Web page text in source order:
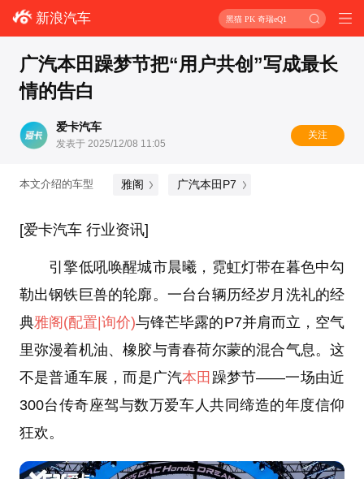
新浪汽车 黑猫 PK 奇瑞eQ1
广汽本田躁梦节把“用户共创”写成最长
情的告白
爱卡汽车
发表于 2025/12/08 11:05
关注
本文介绍的车型 雅阁 广汽本田P7
[爱卡汽车 行业资讯]
引擎低吼唤醒城市晨曦，霓虹灯带在暮色中勾
勒出钢铁巨兽的轮廓。一台台辆历经岁月洗礼的经
典雅阁(配置|询价)与锋芒毕露的P7并肩而立，空气
里弥漫着机油、橡胶与青春荷尔蒙的混合气息。这
不是普通车展，而是广汽本田 躁梦节——一场由近
300台传奇座驾与数万爱车人共同缔造的年度信仰
狂欢。